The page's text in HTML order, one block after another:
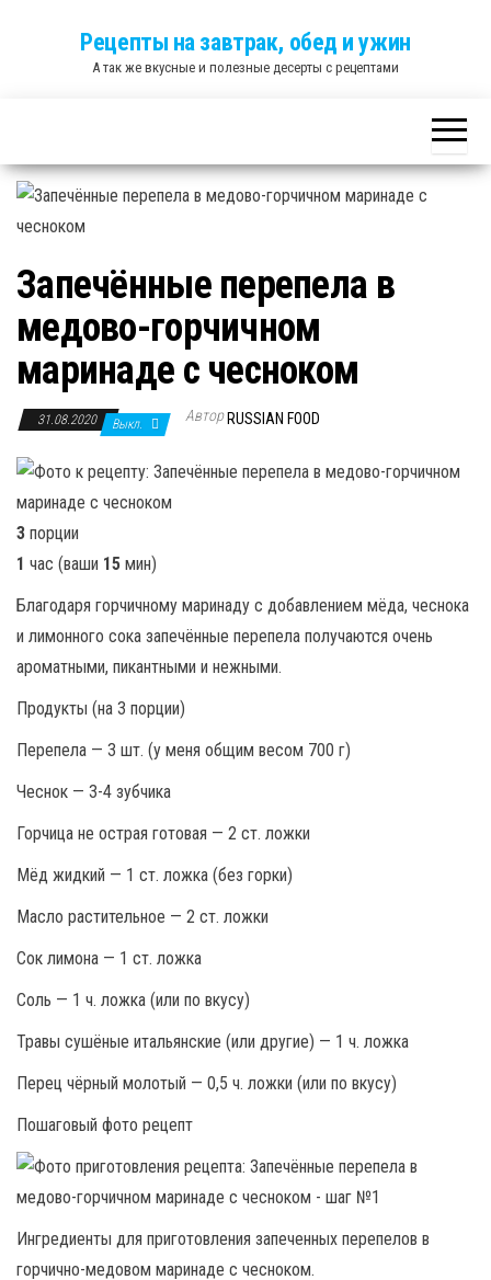
Рецепты на завтрак, обед и ужин
А так же вкусные и полезные десерты с рецептами
Запечённые перепела в
медово-горчичном
маринаде с чесноком
31.08.2020 Выкл. Автор RUSSIAN FOOD
3 порции
1 час (ваши 15 мин)
Благодаря горчичному маринаду с добавлением мёда, чеснока
и лимонного сока запечённые перепела получаются очень
ароматными, пикантными и нежными.
Продукты (на 3 порции)
Перепела — 3 шт. (у меня общим весом 700 г)
Чеснок — 3-4 зубчика
Горчица не острая готовая — 2 ст. ложки
Мёд жидкий — 1 ст. ложка (без горки)
Масло растительное — 2 ст. ложки
Сок лимона — 1 ст. ложка
Соль — 1 ч. ложка (или по вкусу)
Травы сушёные итальянские (или другие) — 1 ч. ложка
Перец чёрный молотый — 0,5 ч. ложки (или по вкусу)
Пошаговый фото рецепт
Ингредиенты для приготовления запеченных перепелов в
горчично-медовом маринаде с чесноком.